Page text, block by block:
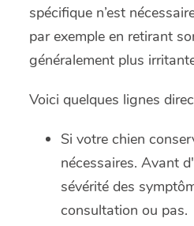
spécifique n’est
par exemple en retirant
généralement plus
Voici quelques lignes
Si votre chien
nécessaires. Avant
sévérité des
consultation ou pas.